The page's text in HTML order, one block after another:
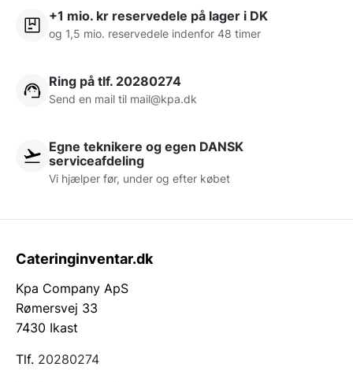
+1 mio. kr reservedele på lager i DK
og 1,5 mio. reservedele indenfor 48 timer
Ring på tlf. 20280274
Send en mail til mail@kpa.dk
Egne teknikere og egen DANSK
serviceafdeling
Vi hjælper før, under og efter købet
Cateringinventar.dk
Kpa Company ApS
Rømersvej 33
7430 Ikast
Tlf. 20280274